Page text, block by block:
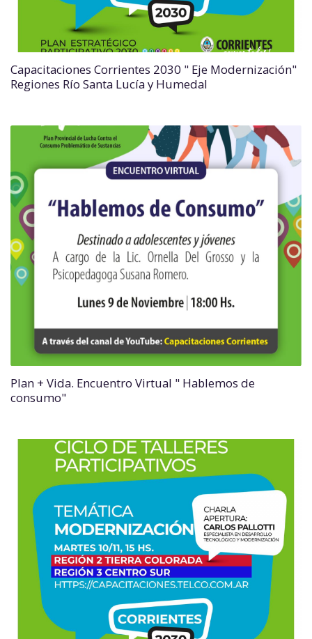
Capacitaciones Corrientes 2030 " Eje Modernización"
Regiones Río Santa Lucía y Humedal
Plan + Vida. Encuentro Virtual " Hablemos de
consumo"